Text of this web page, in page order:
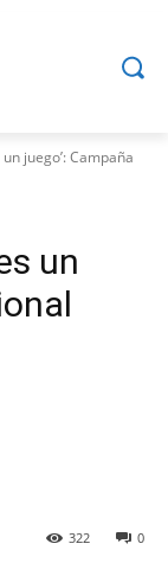
juego’: Campaña
un
0
322